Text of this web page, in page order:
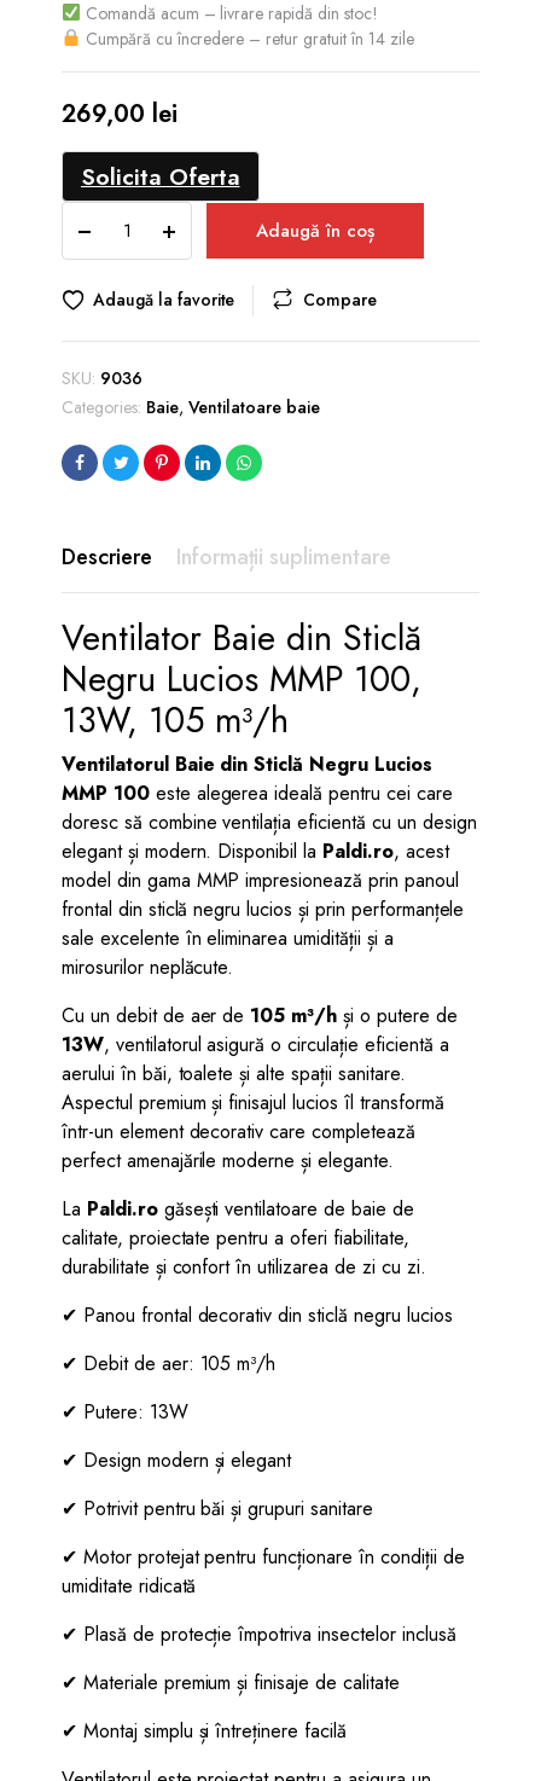
Comandă acum – livrare rapidă din stoc!
Cumpără cu încredere – retur gratuit în 14 zile
269,00 lei
Solicita Oferta
Baie
din
Sticlă
Negru
Lucios
MMP
100,
13W,
105
m³/h
Adaugă în coș
Adaugă la favorite Compare
SKU: 9036
Categories: Baie, Ventilatoare baie
Descriere Informații suplimentare
Ventilator Baie din Sticlă
Negru Lucios MMP 100,
13W, 105 m³/h
Ventilatorul Baie din Sticlă Negru Lucios
MMP 100este alegerea ideală pentru cei care
doresc să combine ventilația eficientă cu un design
elegant și modern. Disponibil la Paldi.ro, acest
model din gama MMP impresionează prin panoul
frontal din sticlă negru lucios și prin performanțele
sale excelente în eliminarea umidității și a
mirosurilor neplăcute.
Cu un debit de aer de 105 m³/h și o putere de
13W, ventilatorul asigură o circulație eficientă a
aerului în băi, toalete și alte spații sanitare.
Aspectul premium și finisajul lucios îl transformă
într-un element decorativ care completează
perfect amenajările moderne și elegante.
La Paldi.rogăsești ventilatoare de baie de
calitate, proiectate pentru a oferi fiabilitate,
durabilitate și confort în utilizarea de zi cu zi.
✔ Panou frontal decorativ din sticlă negru lucios
✔ Debit de aer: 105 m³/h
✔ Putere: 13W
✔ Design modern și elegant
✔ Potrivit pentru băi și grupuri sanitare
✔ Motor protejat pentru funcționare în condiții de
umiditate ridicată
✔ Plasă de protecție împotriva insectelor inclusă
✔ Materiale premium și finisaje de calitate
✔ Montaj simplu și întreținere facilă